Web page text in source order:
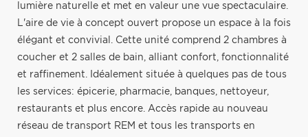
lumière naturelle et met en valeur une vue spectaculaire.
L'aire de vie à concept ouvert propose un espace à la fois
élégant et convivial. Cette unité comprend 2 chambres à
coucher et 2 salles de bain, alliant confort, fonctionnalité
et raffinement. Idéalement située à quelques pas de tous
les services: épicerie, pharmacie, banques, nettoyeur,
restaurants et plus encore. Accès rapide au nouveau
réseau de transport REM et tous les transports en